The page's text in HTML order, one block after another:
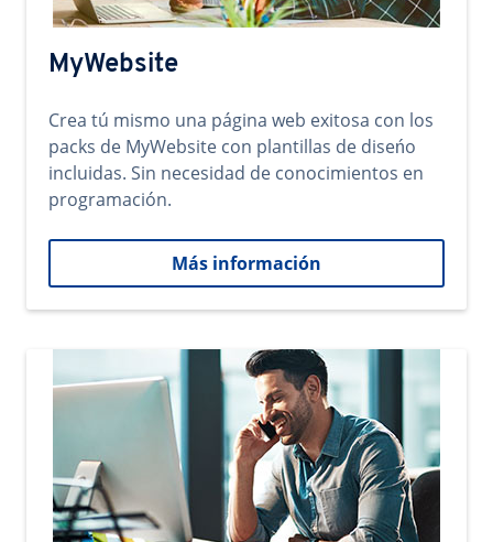
MyWebsite
Crea tú mismo una página web exitosa con los
packs de MyWebsite con plantillas de diseńo
incluidas. Sin necesidad de conocimientos en
programación.
Más información